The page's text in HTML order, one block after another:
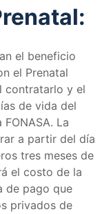
el beneficio
el Prenatal
contratarlo y el
de vida del
La
a partir del día
tres meses de
el costo de la
de pago que
privados de